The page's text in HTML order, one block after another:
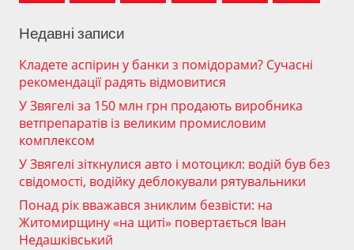
Недавні записи
Кладете аспірин у банки з помідорами? Сучасні
рекомендації радять відмовитися
У Звягелі за 150 млн грн продають виробника
ветпрепаратів із великим промисловим
комплексом
У Звягелі зіткнулися авто і мотоцикл: водій був без
свідомості, водійку деблокували рятувальники
Понад рік вважався зниклим безвісти: на
Житомирщину «на щиті» повертається Іван
Недашківський